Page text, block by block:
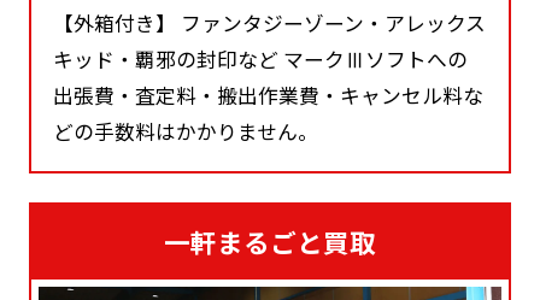
【外箱付き】 ファンタジーゾーン・アレックス
キッド・覇邪の封印など マークⅢソフトへの
出張費・査定料・搬出作業費・キャンセル料な
どの手数料はかかりません。
一軒まるごと買取